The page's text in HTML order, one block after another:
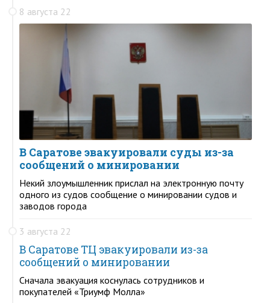
8 августа 22
В Саратове эвакуировали суды из-за
сообщений о минировании
Некий злоумышленник прислал на электронную почту
одного из судов сообщение о минировании судов и
заводов города
3 августа 22
В Саратове ТЦ эвакуировали из-за
сообщений о минировании
Сначала эвакуация коснулась сотрудников и
покупателей «Триумф Молла»